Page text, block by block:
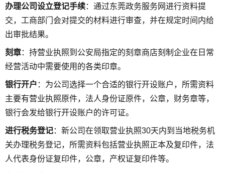
办理公司设立登记手续：通过东莞政务服务网进行资料提
交，工商部门会对提交的材料进行审查，并在规定时间内给
出审批结果。
刻章：持营业执照到公安局指定的刻章商店刻制企业在日常
经营活动中需要使用的各类印章。
银行开户 ：为公司选择一个合适的银行开设账户，所需资料
主要有营业执照原件，法人身份证原件，公章，财务章等，
银行会发给银行开设账户的许可证。
进行税务登记：新公司在领取营业执照30天内到当地税务机
关办理税务登记，所需资料包括营业执照正本及复印件，法
人代表身份证复印件，公章，产权证复印件等。